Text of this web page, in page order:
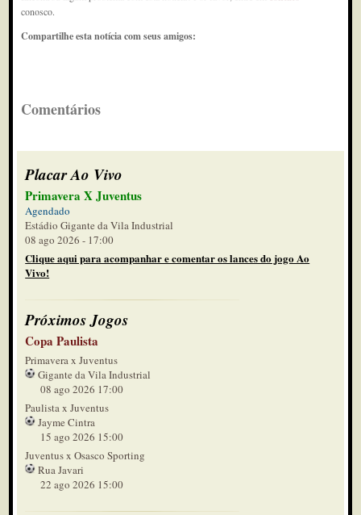
conosco.
Compartilhe esta notícia com seus amigos:
Comentários
Placar Ao Vivo
Primavera X Juventus
Agendado
Estádio Gigante da Vila Industrial
08 ago 2026 - 17:00
Clique aqui para acompanhar e comentar os lances do jogo Ao
Vivo!
Próximos Jogos
Copa Paulista
Primavera x Juventus
Gigante da Vila Industrial
08 ago 2026 17:00
Paulista x Juventus
Jayme Cintra
15 ago 2026 15:00
Juventus x Osasco Sporting
Rua Javari
22 ago 2026 15:00